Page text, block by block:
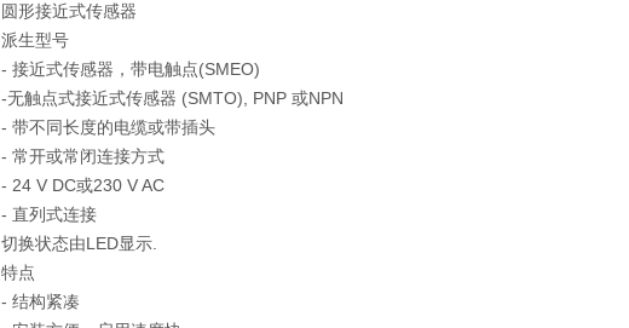
圆形接近式传感器
派生型号
- 接近式传感器，带电触点(SMEO)
-无触点式接近式传感器 (SMTO), PNP 或NPN
- 带不同长度的电缆或带插头
- 常开或常闭连接方式
- 24 V DC或230 V AC
- 直列式连接
切换状态由LED显示.
特点
- 结构紧凑